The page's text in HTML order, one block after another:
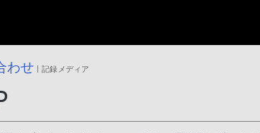
わせ 記録メディア